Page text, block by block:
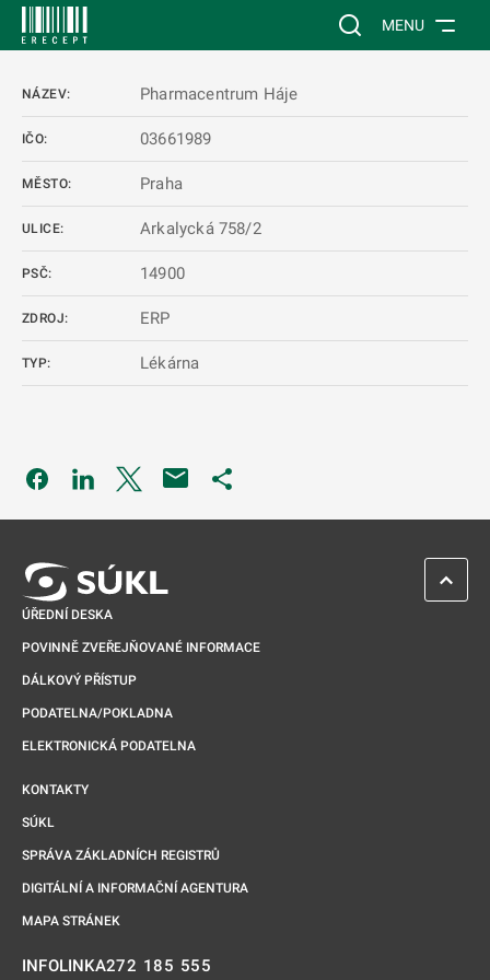
Vyhledávání na
MENU
NÁZEV: Pharmacentrum Háje
IČO: 03661989
MĚSTO: Praha
ULICE: Arkalycká 758/2
PSČ: 14900
ZDROJ: ERP
TYP: Lékárna
Odkaz se otevře na nové kartě
Odkaz se otevře na nové kartě
Odkaz se otevře na nové kartě
ÚŘEDNÍ DESKA
POVINNĚ ZVEŘEJŇOVANÉ INFORMACE
DÁLKOVÝ PŘÍSTUP
PODATELNA/POKLADNA
ELEKTRONICKÁ PODATELNA
KONTAKTY
SÚKL
SPRÁVA ZÁKLADNÍCH REGISTRŮ
DIGITÁLNÍ A INFORMAČNÍ AGENTURA
MAPA STRÁNEK
INFOLINKA272 185 555
ZPĚT